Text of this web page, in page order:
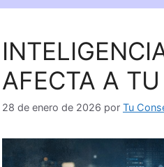
AFECTA A
28 de enero de 2026 por Tu